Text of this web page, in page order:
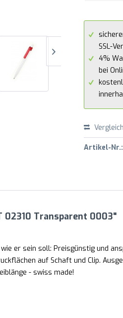
SSL-
4%
bei
Artikel-Nr.:
02310 Transparent 0003"
er sein soll: Preisgünstig und
auf Schaft und Clip.
- swiss made!